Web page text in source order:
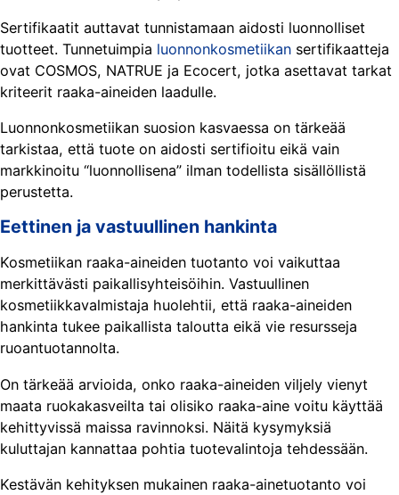
Sertifikaatit auttavat tunnistamaan aidosti luonnolliset
tuotteet. Tunnetuimpia luonnonkosmetiikan sertifikaatteja
ovat COSMOS, NATRUE ja Ecocert, jotka asettavat tarkat
kriteerit raaka-aineiden laadulle.
Luonnonkosmetiikan suosion kasvaessa on tärkeää
tarkistaa, että tuote on aidosti sertifioitu eikä vain
markkinoitu “luonnollisena” ilman todellista sisällöllistä
perustetta.
Eettinen ja vastuullinen hankinta
Kosmetiikan raaka-aineiden tuotanto voi vaikuttaa
merkittävästi paikallisyhteisöihin. Vastuullinen
kosmetiikkavalmistaja huolehtii, että raaka-aineiden
hankinta tukee paikallista taloutta eikä vie resursseja
ruoantuotannolta.
On tärkeää arvioida, onko raaka-aineiden viljely vienyt
maata ruokakasveilta tai olisiko raaka-aine voitu käyttää
kehittyvissä maissa ravinnoksi. Näitä kysymyksiä
kuluttajan kannattaa pohtia tuotevalintoja tehdessään.
Kestävän kehityksen mukainen raaka-ainetuotanto voi